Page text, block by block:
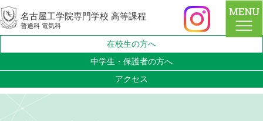
名古屋工学院専門学校 高等課程
普通科 電気科
在校生の方へ
中学生・保護者の方へ
アクセス